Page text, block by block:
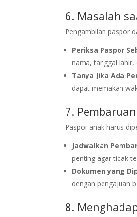
6. Masalah
Pengambilan paspor
Periksa Paspor
nama, tanggal lahir,
Tanya Jika Ada
dapat memakan
7.
Paspor anak harus
Jadwalkan
penting agar tidak
Dokumen yang
dengan pengajuan
8.